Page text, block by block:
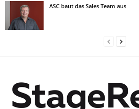
ASC baut das Sales Team aus